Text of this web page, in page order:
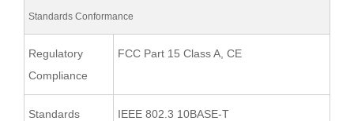
Standards Conformance
Regulatory
Compliance
FCC Part 15 Class A, CE
Standards
IEEE 802.3 10BASE-T